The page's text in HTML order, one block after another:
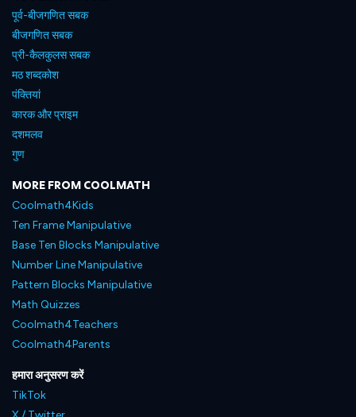
पूर्व-बीजगणित सबक
बीजगणित सबक
प्री-कैलकुलस सबक
मठ शब्दकोश
पंक्तियां
कारक और प्राइम
दशमलव
गुण
MORE FROM COOLMATH
Coolmath4Kids
Ten Frame Manipulative
Base Ten Blocks Manipulative
Number Line Manipulative
Pattern Blocks Manipulative
Math Quizzes
Coolmath4Teachers
Coolmath4Parents
हमारा अनुसरण करें
TikTok